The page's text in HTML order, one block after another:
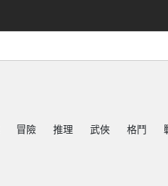
冒險 推理 武俠 格鬥